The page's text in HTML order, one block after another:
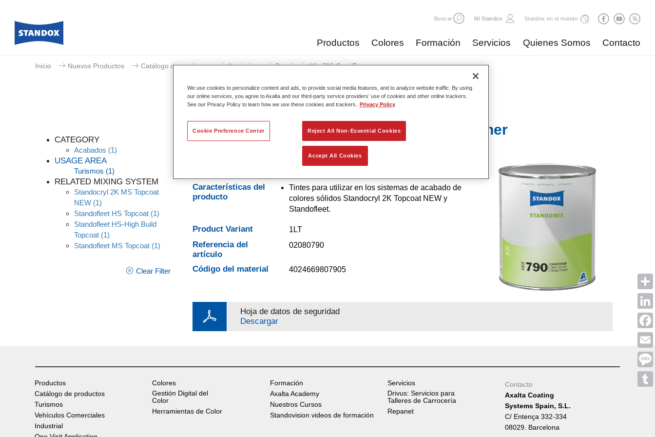
Buscar Mi Standox Standox en el mundo
Productos Colores Formación Servicios Quienes Somos Contacto
Email
Inicio Nuevos Productos Catálogo de productos Acabados Standomix Mix 790 Opal Toner
CATEGORY
Acabados (1)
USAGE AREA
Turismos (1)
RELATED MIXING SYSTEM
Standocryl 2K MS Topcoat
NEW (1)
Standofleet HS Topcoat (1)
Standofleet HS-High Build
Topcoat (1)
Standofleet MS Topcoat (1)
Clear Filter
Standomix Mix 790 Opal Toner
Características del
producto
Tintes para utilizar en los sistemas de acabado de
colores sólidos Standocryl 2K Topcoat NEW y
Standofleet.
Product Variant 1LT
Referencia del
artículo
02080790
Código del material 4024669807905
Hoja de datos de seguridad
Descargar
Productos
Catálogo de productos
Turismos
Vehículos Comerciales
Industrial
Colores
Gestión Digital del
Color
Herramientas de Color
Formación
Axalta Academy
Nuestros Cursos
Standovision videos de formación
Servicios
Drivus: Servicios para
Talleres de Carrocería
Repanet
Contacto
Axalta Coating
Systems Spain, S.L.
C/ Entença 332-334
08029. Barcelona
We use cookies to personalize content and ads, to provide social media features, and to analyze website traffic. By using
our online services, you agree to Axalta and our third-party service providers’ use of cookies and other online trackers.
See our Privacy Policy to learn how we use these cookies and trackers.
Privacy Policy
Reject All Non-Essential Cookies
Accept All Cookies
Cookie Preference Center